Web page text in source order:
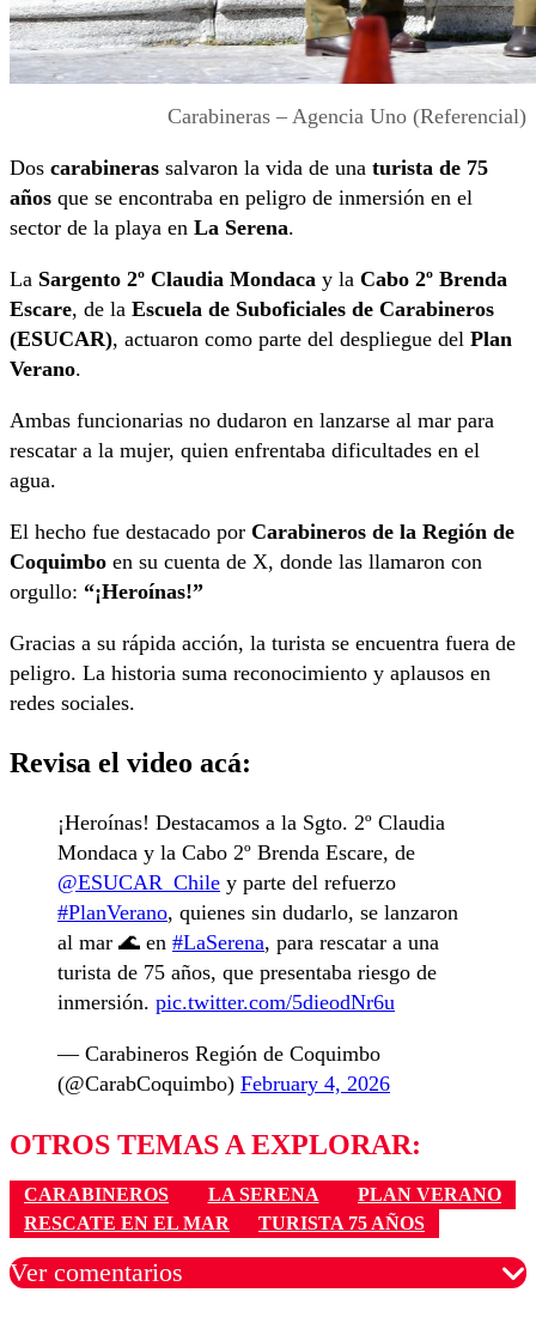
Carabineras – Agencia Uno (Referencial)
Dos carabineras salvaron la vida de una turista de 75
años que se encontraba en peligro de inmersión en el
sector de la playa en La Serena.
La Sargento 2º Claudia Mondaca y la Cabo 2º Brenda
Escare, de la Escuela de Suboficiales de Carabineros
(ESUCAR), actuaron como parte del despliegue del Plan
Verano.
Ambas funcionarias no dudaron en lanzarse al mar para
rescatar a la mujer, quien enfrentaba dificultades en el
agua.
El hecho fue destacado por Carabineros de la Región de
Coquimbo en su cuenta de X, donde las llamaron con
orgullo: “¡Heroínas!”
Gracias a su rápida acción, la turista se encuentra fuera de
peligro. La historia suma reconocimiento y aplausos en
redes sociales.
Revisa el video acá:
¡Heroínas! Destacamos a la Sgto. 2º Claudia
Mondaca y la Cabo 2º Brenda Escare, de
@ESUCAR_Chile y parte del refuerzo
#PlanVerano, quienes sin dudarlo, se lanzaron
al mar 🌊 en #LaSerena, para rescatar a una
turista de 75 años, que presentaba riesgo de
inmersión. pic.twitter.com/5dieodNr6u
— Carabineros Región de Coquimbo
(@CarabCoquimbo) February 4, 2026
OTROS TEMAS A EXPLORAR:
CARABINEROS LA SERENA
PLAN VERANO
RESCATE EN EL MAR
TURISTA 75 AÑOS
Ver comentarios